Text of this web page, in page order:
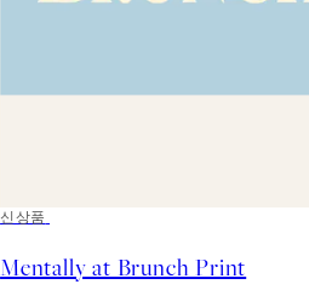
50%*
신상품
Mentally at Brunch Print